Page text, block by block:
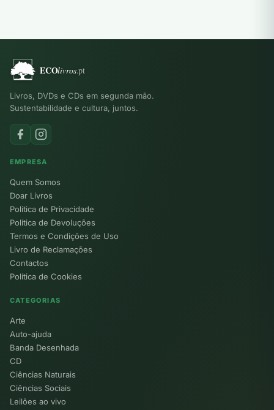
Livros, DVDs e CDs em segunda mão.
Sustentabilidade e cultura, juntos.
EMPRESA
Quem Somos
Doar Livros
Política de Privacidade
Política de Devoluções
Termos e Condições de Uso
Livro de Reclamações
Contactos
Política de Cookies
CATEGORIAS
Arte
Auto-ajuda
Banda Desenhada
CD
Ciências Naturais
Ciências Sociais
Leilões ao vivo